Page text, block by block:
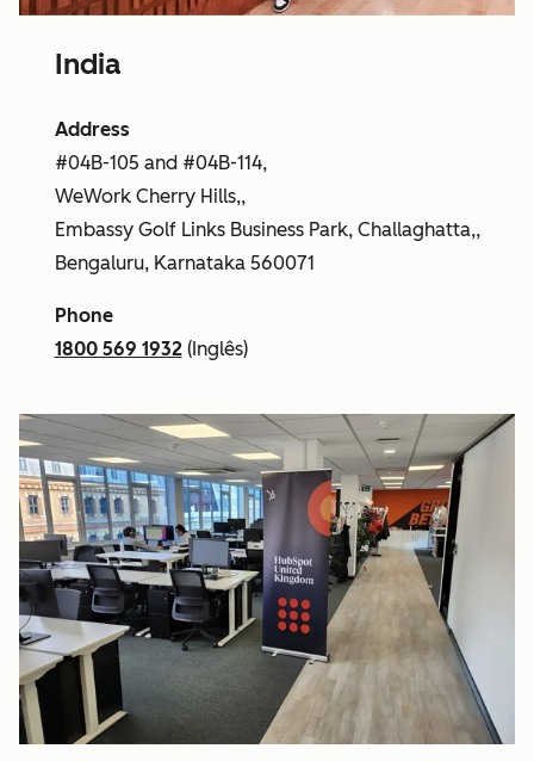
India
Address
#04B-105 and #04B-114,
WeWork Cherry Hills,,
Embassy Golf Links Business Park, Challaghatta,,
Bengaluru, Karnataka 560071
Phone
1800 569 1932(Inglês)